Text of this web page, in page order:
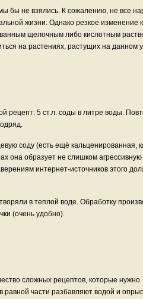
бы не взялись. К сожалению, не все
жизни. Однако резкое изменение
щелочным либо кислотным
на растениях, растущих на данном
рецепт: 5 ст.л. соды в литре воды.
соду (есть ещё кальценированная,
она образует не слишком
интернет-источников этого
в теплой воде. Обработку
(очень удобно).
сложных рецептов, которые нужно
части разбавляют водой и